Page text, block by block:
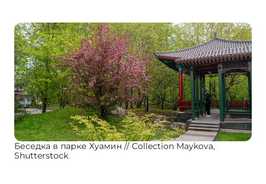
Беседка в парке Хуамин
Collection Maykova,
Shutterstock